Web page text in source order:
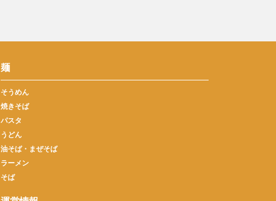
麺
そうめん
焼きそば
パスタ
うどん
油そば・まぜそば
ラーメン
そば